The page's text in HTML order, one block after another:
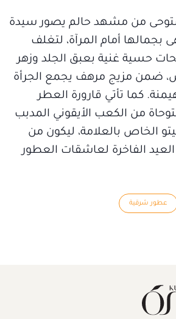
من مشهد حالم يصور سيدة
بجمالها أمام المرآة، لتغلف
حسية غنية بعبق الجلد وزهر
ضمن مزيج مرهف يجمع الجرأة
كما تأتي قارورة العطر
من الكعب الأيقوني المدبب
الخاص بالعلامة، ليكون من
العيد الفاخرة لعاشقات العطور
عطور شرقية